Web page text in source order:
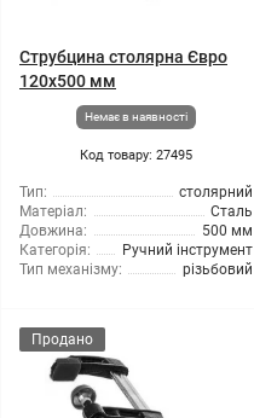
Струбцина столярна Євро
120x500 мм
Немає в наявності
Код товару: 27495
Тип:
столярний
Матеріал:
Сталь
Довжина:
500 мм
Категорія:
Ручний інструмент
Тип механізму:
різьбовий
Продано